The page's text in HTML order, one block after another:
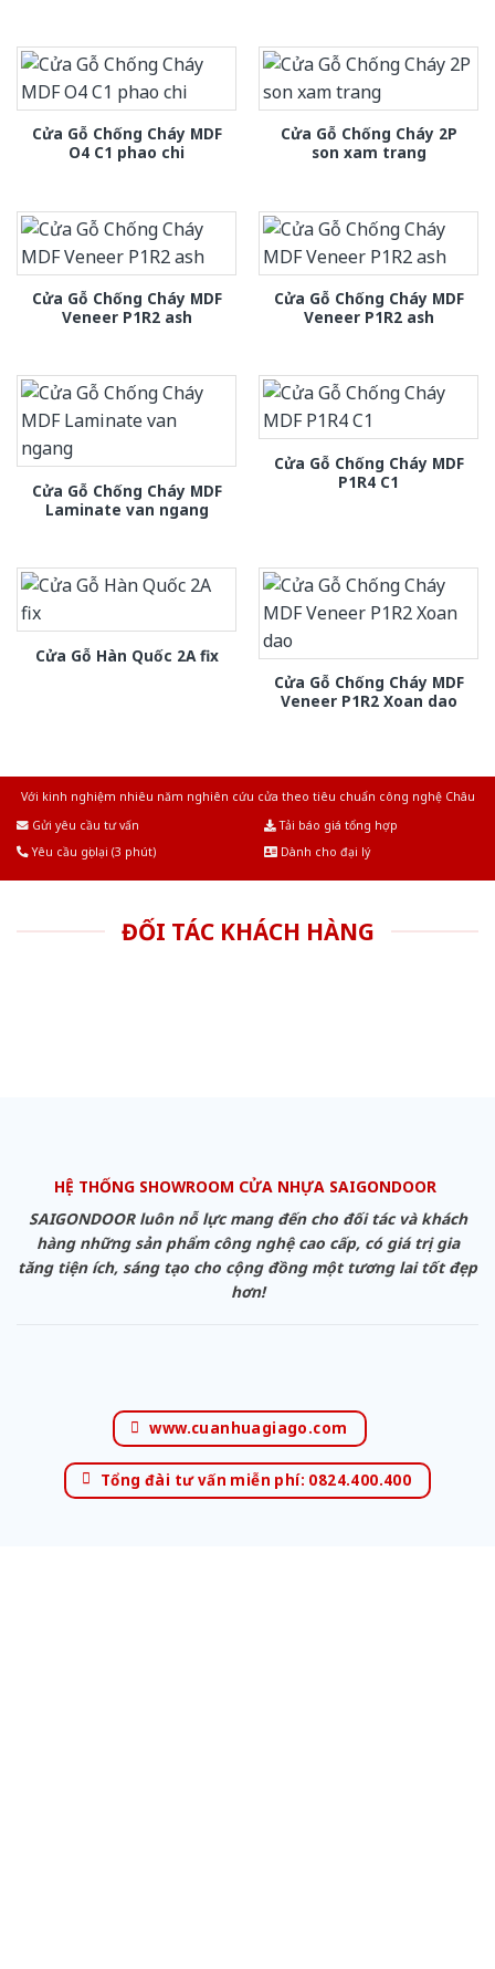
Cửa Gỗ Chống Cháy MDF
O4 C1 phao chi
Cửa Gỗ Chống Cháy 2P
son xam trang
Cửa Gỗ Chống Cháy MDF
Veneer P1R2 ash
Cửa Gỗ Chống Cháy MDF
Veneer P1R2 ash
Cửa Gỗ Chống Cháy MDF
Laminate van ngang
Cửa Gỗ Chống Cháy MDF
P1R4 C1
Cửa Gỗ Hàn Quốc 2A fix
Cửa Gỗ Chống Cháy MDF
Veneer P1R2 Xoan dao
Với kinh nghiệm nhiêu năm nghiên cứu cửa theo tiêu chuẩn công nghệ Châu
Gửi yêu cầu tư vấn
Tải báo giá tổng hợp
Yêu cầu gọi lại (3 phút)
Dành cho đại lý
ĐỐI TÁC KHÁCH HÀNG
HỆ THỐNG SHOWROOM CỬA NHỰA SAIGONDOOR
SAIGONDOOR luôn nỗ lực mang đến cho đối tác và khách
hàng những sản phẩm công nghệ cao cấp, có giá trị gia
tăng tiện ích, sáng tạo cho cộng đồng một tương lai tốt đẹp
hơn!
www.cuanhuagiago.com
Tổng đài tư vấn miễn phí: 0824.400.400